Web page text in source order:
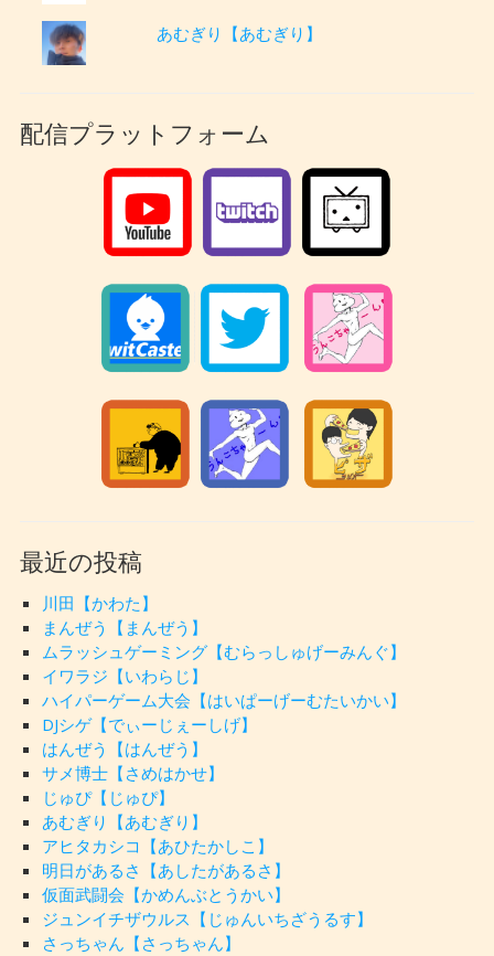
あむぎり【あむぎり】
配信プラットフォーム
最近の投稿
川田【かわた】
まんぜう【まんぜう】
ムラッシュゲーミング【むらっしゅげーみんぐ】
イワラジ【いわらじ】
ハイパーゲーム大会【はいぱーげーむたいかい】
DJシゲ【でぃーじぇーしげ】
はんぜう【はんぜう】
サメ博士【さめはかせ】
じゅぴ【じゅぴ】
あむぎり【あむぎり】
アヒタカシコ【あひたかしこ】
明日があるさ【あしたがあるさ】
仮面武闘会【かめんぶとうかい】
ジュンイチザウルス【じゅんいちざうるす】
さっちゃん【さっちゃん】